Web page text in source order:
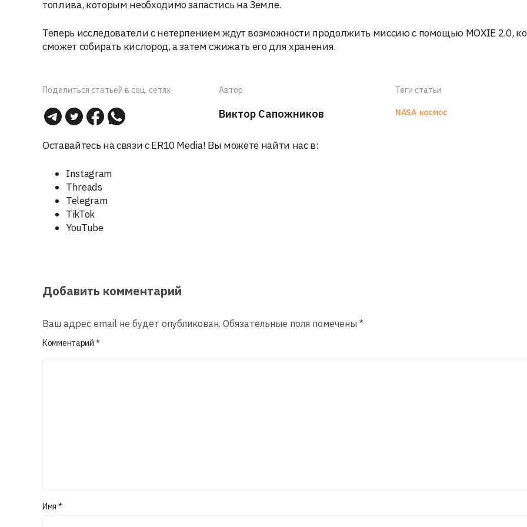
топлива, которым необходимо запастись на Земле.
Теперь исследователи с нетерпением ждут возможности продолжить миссию с помощью MOXIE 2.0,
сможет собирать кислород, а затем сжижать его для хранения.
Поделиться статьей в соц. сетях Автор
Виктор Сапожников
Теги статьи
NASA космос
Оставайтесь на связи с ER10 Media! Вы можете найти нас в:
Instagram
Threads
Telegram
TikTok
YouTube
Добавить комментарий
Ваш адрес email не будет опубликован. Обязательные поля помечены *
Комментарий *
Имя *